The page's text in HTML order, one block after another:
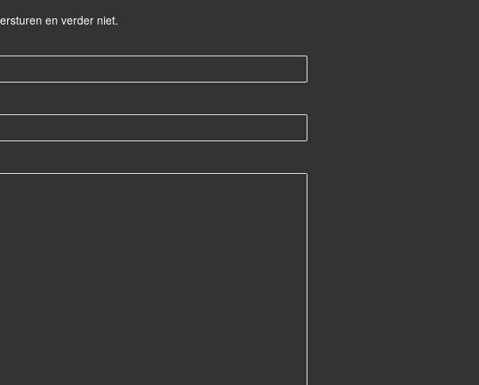
en verder niet.